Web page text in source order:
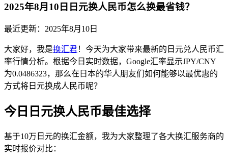
2025年8月10日日元换人民币怎么换最省钱？
最近更新： 2025年8月10日
大家好，我是换汇君！今天为大家带来最新的日元兑人民币汇
率行情分析。根据今日实时数据，Google汇率显示JPY/CNY
为0.0486323，那么在日本的华人朋友们如何能够以最优惠的
方式将日元换成人民币呢？
今日日元换人民币最佳选择
基于10万日元的换汇金额，我为大家整理了各大换汇服务商的
实时报价对比：